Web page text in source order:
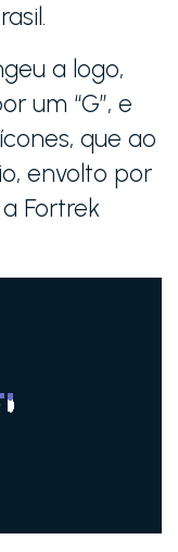
a logo,
um “G”, e
que ao
envolto por
Fortrek